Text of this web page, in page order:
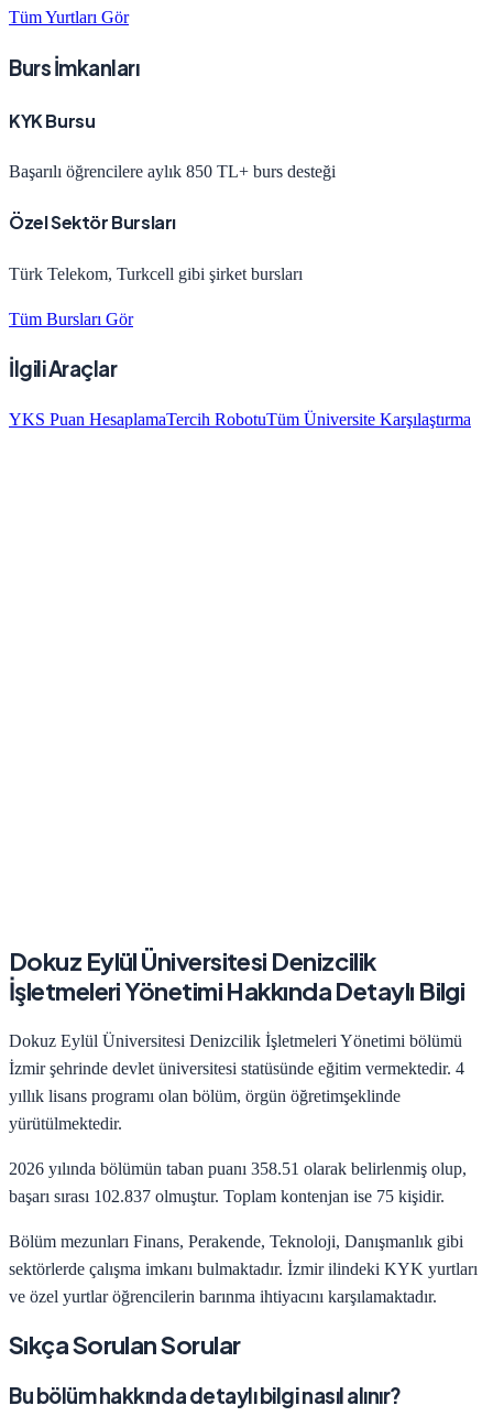
Tüm Yurtları Gör
Burs İmkanları
KYK Bursu
Başarılı öğrencilere aylık 850 TL+ burs desteği
Özel Sektör Bursları
Türk Telekom, Turkcell gibi şirket bursları
Tüm Bursları Gör
İlgili Araçlar
YKS Puan HesaplamaTercih RobotuTüm Üniversite Karşılaştırma
Dokuz Eylül Üniversitesi Denizcilik
İşletmeleri YönetimiHakkında Detaylı Bilgi
Dokuz Eylül Üniversitesi Denizcilik İşletmeleri Yönetimi bölümü
İzmirşehrinde devlet üniversitesi statüsünde eğitim vermektedir. 4
yıllık lisans programı olan bölüm, örgün öğretimşeklinde
yürütülmektedir.
2026 yılında bölümün taban puanı 358.51 olarak belirlenmiş olup,
başarı sırası 102.837 olmuştur. Toplam kontenjan ise 75 kişidir.
Bölüm mezunları Finans, Perakende, Teknoloji, Danışmanlık gibi
sektörlerde çalışma imkanı bulmaktadır. İzmirilindeki KYK yurtları
ve özel yurtlar öğrencilerin barınma ihtiyacını karşılamaktadır.
Sıkça Sorulan Sorular
Bu bölüm hakkında detaylı bilgi nasıl alınır?